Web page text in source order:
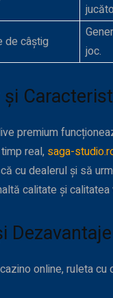
de câștig
joc.
și
premium
real, saga-
cu dealerul și să
calitate și
Dezavantaje
online, ruleta